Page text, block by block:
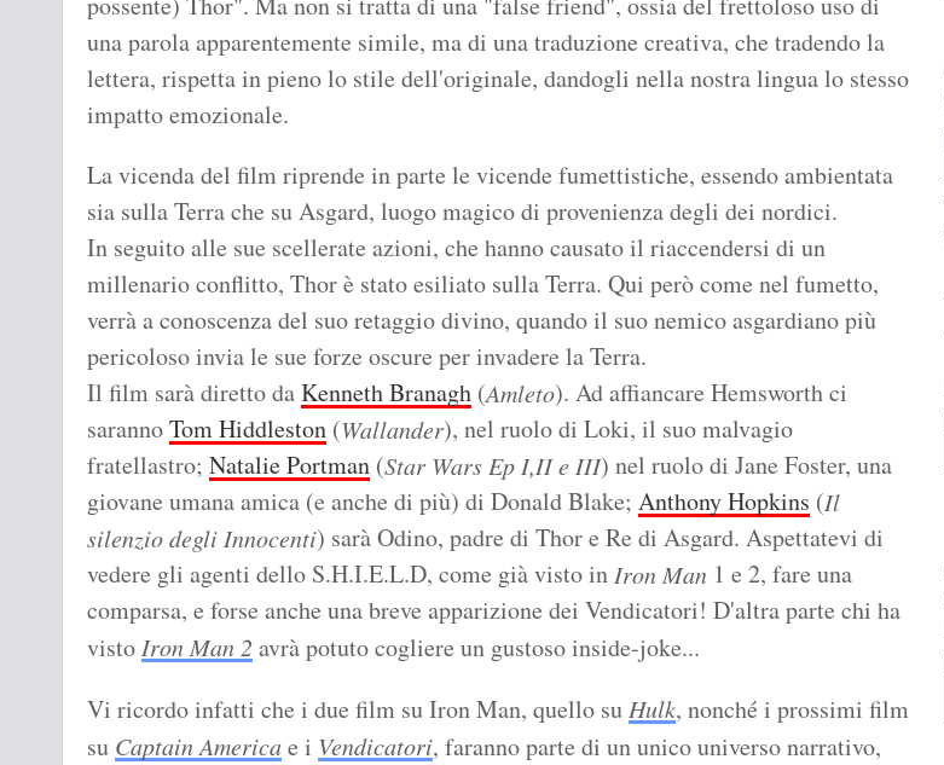
una parola apparentemente simile, ma di una traduzione creativa, che tradendo la
lettera, rispetta in pieno lo stile dell'originale, dandogli nella nostra lingua lo stesso
impatto emozionale.
La vicenda del film riprende in parte le vicende fumettistiche, essendo ambientata
sia sulla Terra che su Asgard, luogo magico di provenienza degli dei nordici.
In seguito alle sue scellerate azioni, che hanno causato il riaccendersi di un
millenario conflitto, Thor è stato esiliato sulla Terra. Qui però come nel fumetto,
verrà a conoscenza del suo retaggio divino, quando il suo nemico asgardiano più
pericoloso invia le sue forze oscure per invadere la Terra.
Il film sarà diretto daKenneth Branagh (Amleto). Ad affiancare Hemsworth ci
sarannoTom Hiddleston (Wallander), nel ruolo di Loki, il suo malvagio
fratellastro; Natalie Portman (Star Wars Ep I,II e III) nel ruolo di Jane Foster, una
giovane umana amica (e anche di più) di Donald Blake; Anthony Hopkins (Il
silenzio degli Innocenti) sarà Odino, padre di Thor e Re di Asgard. Aspettatevi di
vedere gli agenti dello S.H.I.E.L.D, come già visto inIron Man 1 e 2, fare una
comparsa, e forse anche una breve apparizione dei Vendicatori! D'altra parte chi ha
vistoIron Man 2 avrà potuto cogliere un gustoso inside-joke...
Vi ricordo infatti che i due film su Iron Man, quello suHulk, nonché i prossimi film
su Captain Americae i Vendicatori, faranno parte di un unico universo narrativo,